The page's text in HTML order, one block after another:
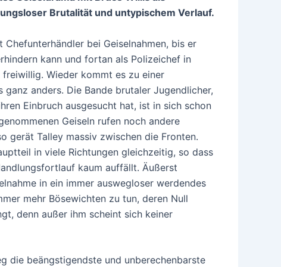
Brutalität und untypischem Verlauf.
bei Geiselnahmen, bis er
kann und fortan als Polizeichef in
Wieder kommt es zu einer
ganz anders. Die Bande brutaler Jugendlicher,
Einbruch ausgesucht hat, ist in sich schon
Geiseln rufen noch andere
gerät Talley massiv zwischen die Fronten.
in viele Richtungen gleichzeitig, so dass
kaum auffällt. Äußerst
in ein immer auswegloser werdendes
mehr Bösewichten zu tun, deren Null
denn außer ihm scheint sich keiner
die beängstigendste und unberechenbarste